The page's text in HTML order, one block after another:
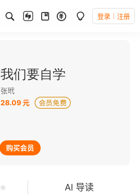
登录 注册
我们要自学
张玳
28.09 元
购买会员
AI 导读